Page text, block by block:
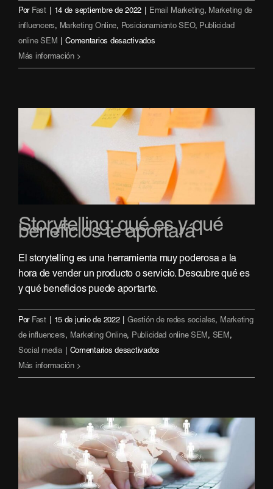
Por Fast 14 de septiembre de 2022 Email Marketing, Marketing de
influencers, Marketing Online, Posicionamiento SEO, Publicidad
online SEM Comentarios desactivadosen
Estrategias
Imprescindibles
Más información
Storytelling: qué es y qué
beneficios te aportará
El storytelling es una herramienta muy poderosa a la
hora de vender un producto o servicio. Descubre qué es
y qué beneficios puede aportarte.
Por Fast 15 de junio de 2022 Gestión de redes sociales, Marketing
de influencers, Marketing Online, Publicidad online SEM , SEM ,
Social media Comentarios desactivados
qué
beneficios
te
aportará
Más información